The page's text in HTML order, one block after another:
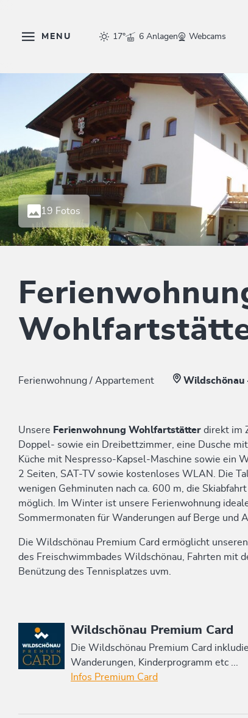
MENU 17° 6 Anlagen Webcams
19 Fotos
Ferienwohnung / Appartement Wildschönau
Unsere Ferienwohnung Wohlfartstätter direkt im
Doppel- sowie ein Dreibettzimmer, eine Dusche
Küche mit Nespresso-Kapsel-Maschine sowie ein
2 Seiten, SAT-TV sowie kostenloses WLAN. Die
wenigen Gehminuten nach ca. 600 m, die
möglich. Im Winter ist unsere Ferienwohnung
Sommermonaten für Wanderungen auf Berge und
Die Wildschönau Premium Card ermöglicht
des Freischwimmbades Wildschönau, Fahrten mit
Benützung des Tennisplatzes uvm.
Diese Unterkunft ist Mitglied von
Wildschönau Premium Card
Die Wildschönau Premium Card
Wanderungen, Kinderprogramm etc ...
Infos Premium Card